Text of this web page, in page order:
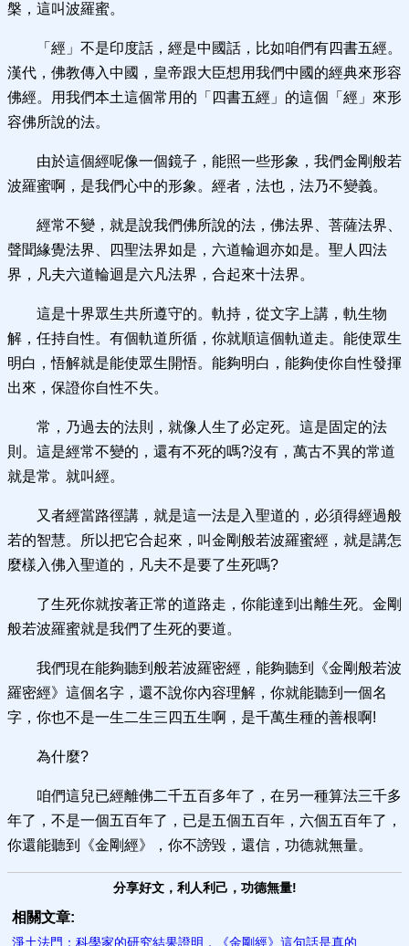
槃，這叫波羅蜜。
「經」不是印度話，經是中國話，比如咱們有四書五經。
漢代，佛教傳入中國，皇帝跟大臣想用我們中國的經典來形容
佛經。用我們本土這個常用的「四書五經」的這個「經」來形
容佛所說的法。
由於這個經呢像一個鏡子，能照一些形象，我們金剛般若
波羅蜜啊，是我們心中的形象。經者，法也，法乃不變義。
經常不變，就是說我們佛所說的法，佛法界、菩薩法界、
聲聞緣覺法界、四聖法界如是，六道輪迴亦如是。聖人四法
界，凡夫六道輪迴是六凡法界，合起來十法界。
這是十界眾生共所遵守的。軌持，從文字上講，軌生物
解，任持自性。有個軌道所循，你就順這個軌道走。能使眾生
明白，悟解就是能使眾生開悟。能夠明白，能夠使你自性發揮
出來，保證你自性不失。
常，乃過去的法則，就像人生了必定死。這是固定的法
則。這是經常不變的，還有不死的嗎?沒有，萬古不異的常道
就是常。就叫經。
又者經當路徑講，就是這一法是入聖道的，必須得經過般
若的智慧。所以把它合起來，叫金剛般若波羅蜜經，就是講怎
麼樣入佛入聖道的，凡夫不是要了生死嗎?
了生死你就按著正常的道路走，你能達到出離生死。金剛
般若波羅蜜就是我們了生死的要道。
我們現在能夠聽到般若波羅密經，能夠聽到《金剛般若波
羅密經》這個名字，還不說你內容理解，你就能聽到一個名
字，你也不是一生二生三四五生啊，是千萬生種的善根啊!
為什麼?
咱們這兒已經離佛二千五百多年了，在另一種算法三千多
年了，不是一個五百年了，已是五個五百年，六個五百年了，
你還能聽到《金剛經》，你不謗毀，還信，功德就無量。
分享好文，利人利己，功德無量!
相關文章:
淨土法門：科學家的研究結果證明，《金剛經》這句話是真的